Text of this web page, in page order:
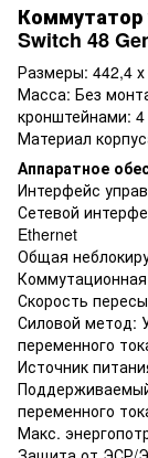
Switch 48
Размеры: 442,4
Масса: Без
кронштейнами: 4
Материал
Аппаратное
Интерфейс
Сетевой
Ethernet
Общая
Скорость
Силовой метод:
переменного
Источник
переменного
Макс.